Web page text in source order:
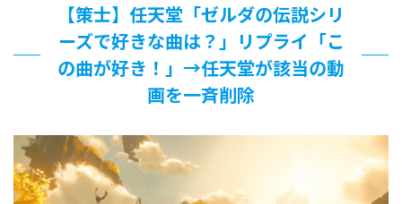
てしまう…
【画像】『プリズマ☆イリヤ』の新グッズ、流石に一線を越
えてしまう
北原ももさんの挑発!!!
【画像】顔100点、体30点の女ｗｗｗ
佐藤絢音ちゃん(11)が万バズ！！
「洋画に日本版主題歌は必要か?」論争
超能力が使えるようになったので限界まで極める事にした件
その２
【策士】任天堂「ゼルダの伝説シリ
ーズで好きな曲は？」リプライ「こ
の曲が好き！」→任天堂が該当の動
画を一斉削除